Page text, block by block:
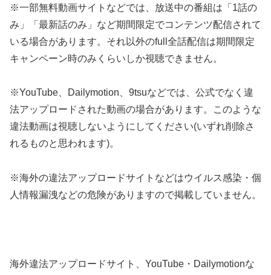
※一部無料動画サイトなどでは、放送中の番組は「1話の
み」「最新話のみ」など期間限定でコンテンツ配信されて
いる場合があります。それ以外のfull全話配信は期間限定
キャンペーン時のみくらいしか視聴できません。
※YouTube、Dailymotion、9tsuなどでは、公式でなく違
法アップロードされた動画の場合があります。このような
違法動画は視聴しないようにしてください(いずれ削除さ
れるものと思われます)。
※海外の違法アップロードサイトなどはウイルス感染・個
人情報漏洩などの危険がありますので掲載していません。
海外違法アップロードサイト、YouTube・Dailymotionな